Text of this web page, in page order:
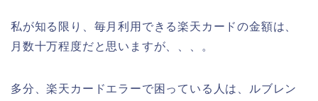
私が知る限り、毎月利用できる楽天カードの金額は、
月数十万程度だと思いますが、、、。
多分、楽天カードエラーで困っている人は、ルブレン